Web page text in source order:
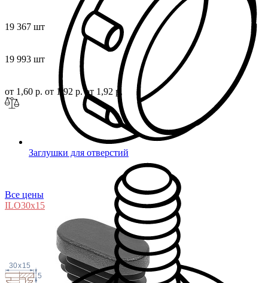
Заглушки для отверстий
19 367 шт
19 993 шт
от 1,60 р. от 1,92 р.от 1,92 р.
Все цены
ILO30x15
5
15
x
30